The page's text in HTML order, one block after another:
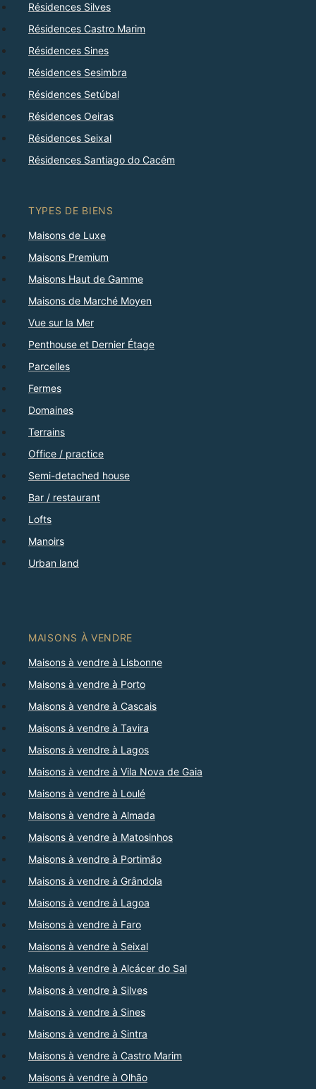
Résidences Silves
Résidences Castro Marim
Résidences Sines
Résidences Sesimbra
Résidences Setúbal
Résidences Oeiras
Résidences Seixal
Résidences Santiago do Cacém
TYPES DE BIENS
Maisons de Luxe
Maisons Premium
Maisons Haut de Gamme
Maisons de Marché Moyen
Vue sur la Mer
Penthouse et Dernier Étage
Parcelles
Fermes
Domaines
Terrains
Office / practice
Semi-detached house
Bar / restaurant
Lofts
Manoirs
Urban land
MAISONS À VENDRE
Maisons à vendre à Lisbonne
Maisons à vendre à Porto
Maisons à vendre à Cascais
Maisons à vendre à Tavira
Maisons à vendre à Lagos
Maisons à vendre à Vila Nova de Gaia
Maisons à vendre à Loulé
Maisons à vendre à Almada
Maisons à vendre à Matosinhos
Maisons à vendre à Portimão
Maisons à vendre à Grândola
Maisons à vendre à Lagoa
Maisons à vendre à Faro
Maisons à vendre à Seixal
Maisons à vendre à Alcácer do Sal
Maisons à vendre à Silves
Maisons à vendre à Sines
Maisons à vendre à Sintra
Maisons à vendre à Castro Marim
Maisons à vendre à Olhão